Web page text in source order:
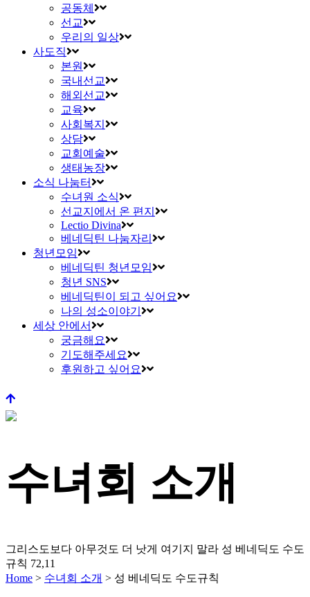
공동체
선교
우리의 일상
사도직
본원
국내선교
해외선교
교육
사회복지
상담
교회예술
생태농장
소식 나눔터
수녀원 소식
선교지에서 온 편지
Lectio Divina
베네딕틴 나눔자리
청년모임
베네딕틴 청년모임
청년 SNS
베네딕틴이 되고 싶어요
나의 성소이야기
세상 안에서
궁금해요
기도해주세요
후원하고 싶어요
수녀회 소개
그리스도보다 아무것도 더 낫게 여기지 말라 성 베네딕도 수도
규칙 72,11
Home > 수녀회 소개 > 성 베네딕도 수도규칙